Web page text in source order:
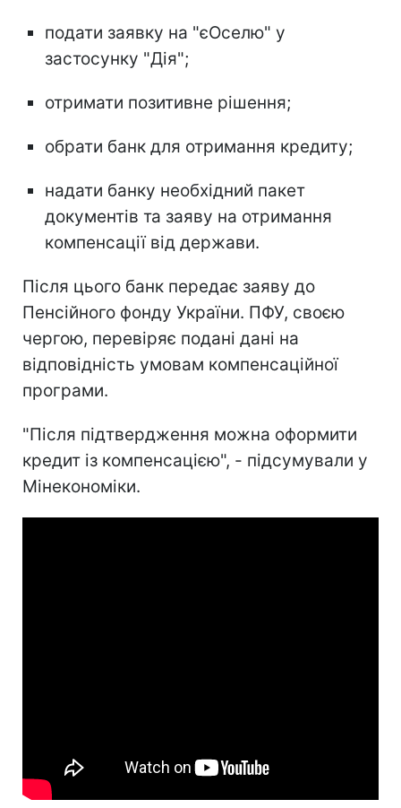
подати заявку на "єОселю" у
застосунку "Дія";
отримати позитивне рішення;
обрати банк для отримання кредиту;
надати банку необхідний пакет
документів та заяву на отримання
компенсації від держави.
Після цього банк передає заяву до
Пенсійного фонду України. ПФУ, своєю
чергою, перевіряє подані дані на
відповідність умовам компенсаційної
програми.
"Після підтвердження можна оформити
кредит із компенсацією", - підсумували у
Мінекономіки.